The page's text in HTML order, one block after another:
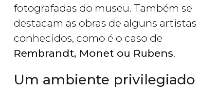
fotografadas do museu. Também se
destacam as obras de alguns artistas
conhecidos, como é o caso de
Rembrandt, Monet ou Rubens.
Um ambiente privilegiado